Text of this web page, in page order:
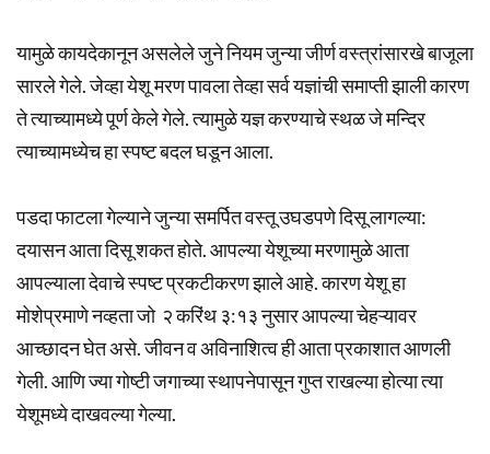
यामुळे कायदेकानून असलेले जुने नियम जुन्या जीर्ण वस्त्रांसारखे बाजूला
सारले गेले. जेव्हा येशू मरण पावला तेव्हा सर्व यज्ञांची समाप्ती झाली कारण
ते त्याच्यामध्ये पूर्ण केले गेले. त्यामुळे यज्ञ करण्याचे स्थळ जे मन्दिर
त्याच्यामध्येच हा स्पष्ट बदल घडून आला.
पडदा फाटला गेल्याने जुन्या समर्पित वस्तू उघडपणे दिसू लागल्या:
दयासन आता दिसू शकत होते. आपल्या येशूच्या मरणामुळे आता
आपल्याला देवाचे स्पष्ट प्रकटीकरण झाले आहे. कारण येशू हा
मोशेप्रमाणे नव्हता जो २ करिंथ ३:१३ नुसार आपल्या चेहऱ्यावर
आच्छादन घेत असे. जीवन व अविनाशित्व ही आता प्रकाशात आणली
गेली. आणि ज्या गोष्टी जगाच्या स्थापनेपासून गुप्त राखल्या होत्या त्या
येशूमध्ये दाखवल्या गेल्या.